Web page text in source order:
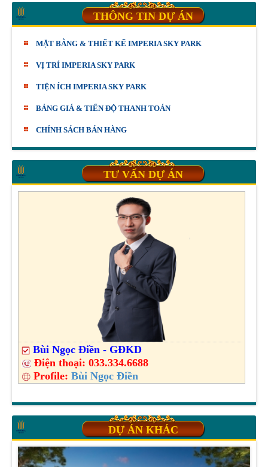
THÔNG TIN DỰ ÁN
MẶT BẰNG & THIẾT KẾ IMPERIA SKY PARK
VỊ TRÍ IMPERIA SKY PARK
TIỆN ÍCH IMPERIA SKY PARK
BẢNG GIÁ & TIẾN ĐỘ THANH TOÁN
CHÍNH SÁCH BÁN HÀNG
TƯ VẤN DỰ ÁN
Bùi Ngọc Điền - GĐKD
Điện thoại:033.334.6688
Profile:Bùi Ngọc Điền
DỰ ÁN KHÁC